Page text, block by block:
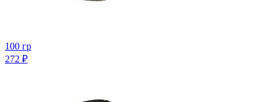
100 гр
272 ₽